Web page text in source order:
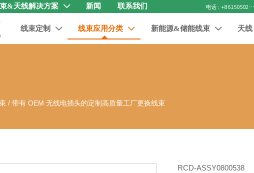
&天线解决方案  新闻 联系我们 电话 : +8615050271688
线束定制  线束应用分类  新能源&储能线束  天线
/带有 OEM 无线电插头的定制高质量工厂更换线束
RCD-ASSY0800538